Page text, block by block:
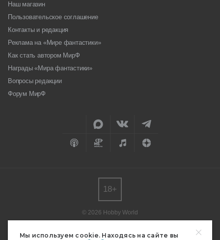
Мы используем cookie. Находясь на сайте вы
Наш магазин
Пользовательское соглашение
Контакты и редакция
Реклама на «Мире фантастики»
Как стать автором МирФ
Награды «Мира фантастики»
Вопросы редакции
Форум МирФ
© 2026 Hobby World
редакции.
18+